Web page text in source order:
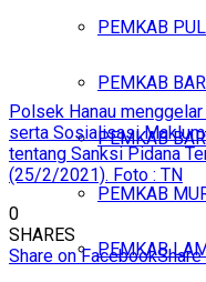
PEMKAB
PEMKAB
PEMKAB
PEMKAB
PEMKAB
Polsek Hanau
serta Sosialisasi
tentang Sanksi Pidana
(25/2/2021). Foto : TN
0
SHARES
Share on Facebook